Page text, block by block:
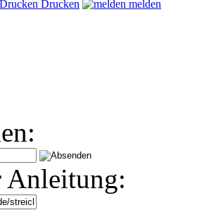
Drucken melden